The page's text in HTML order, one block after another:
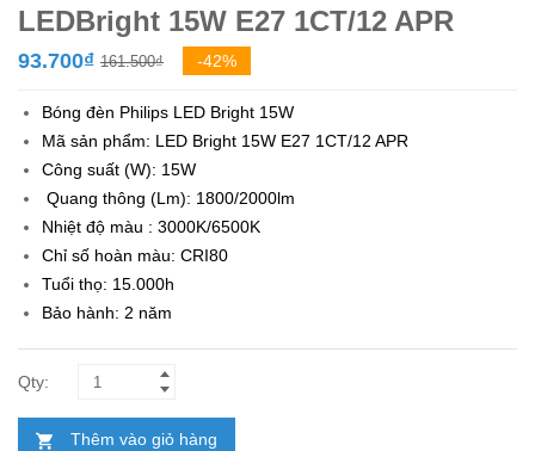
LEDBright 15W E27 1CT/12 APR
161.500₫Giá
là:
161.500₫.
93.700₫
Giá
tại
là:
93.700₫.
-42%
Bóng đèn Philips LED Bright 15W
Mã sản phẩm: LED Bright 15W E27 1CT/12 APR
Công suất (W): 15W
Quang thông (Lm): 1800/2000lm
Nhiệt độ màu : 3000K/6500K
Chỉ số hoàn màu: CRI80
Tuổi thọ: 15.000h
Bảo hành: 2 năm
Thêm vào giỏ hàng